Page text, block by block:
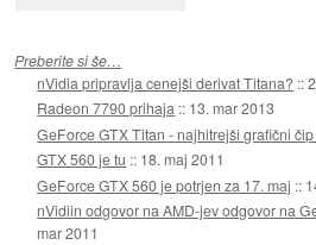
Preberite si še…
nVidia pripravlja cenejši derivat Titana? ::
Radeon 7790 prihaja :: 13. mar 2013
GeForce GTX Titan - najhitrejši grafični
GTX 560 je tu :: 18. maj 2011
GeForce GTX 560 je potrjen za 17. maj ::
nVidiin odgovor na AMD-jev odgovor na
mar 2011